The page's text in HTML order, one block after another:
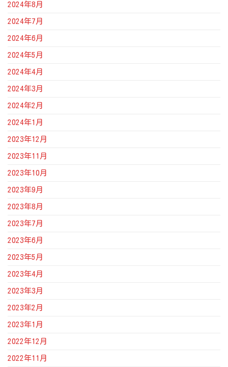
2024年8月
2024年7月
2024年6月
2024年5月
2024年4月
2024年3月
2024年2月
2024年1月
2023年12月
2023年11月
2023年10月
2023年9月
2023年8月
2023年7月
2023年6月
2023年5月
2023年4月
2023年3月
2023年2月
2023年1月
2022年12月
2022年11月